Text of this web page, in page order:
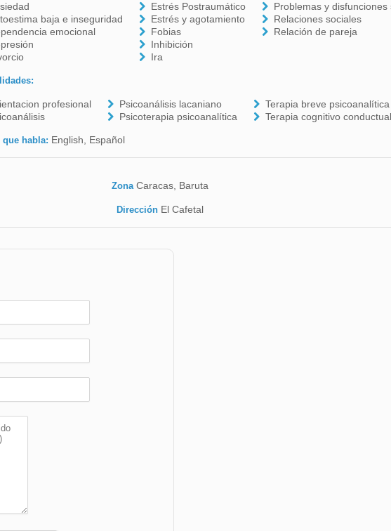
baja e inseguridad
emocional
Estrés Postraumático
Estrés y agotamiento
Fobias
Inhibición
Ira
Problemas y disfunciones
Relaciones sociales
Relación de pareja
profesional
Psicoanálisis lacaniano
Psicoterapia psicoanalítica
Terapia breve psicoanalítica
Terapia cognitivo conductual
que habla: English, Español
Zona Caracas, Baruta
Dirección El Cafetal